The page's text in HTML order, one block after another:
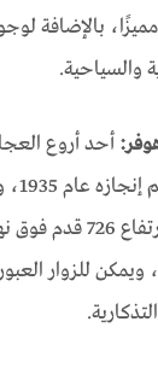
بالإضافة
والسياحية.
أحد أروع
وعلى ارتفاع
ويمكن للزوار